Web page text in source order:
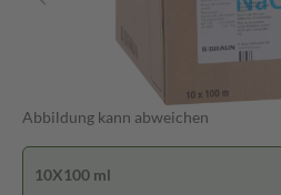
Abbildung kann abweichen
10X100 ml